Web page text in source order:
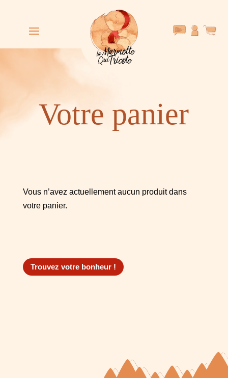
Votre panier
Vous n’avez actuellement aucun produit dans
votre panier.
Trouvez votre bonheur !